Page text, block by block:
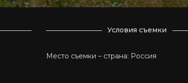
Условия съемки
Место съемки – страна: Россия